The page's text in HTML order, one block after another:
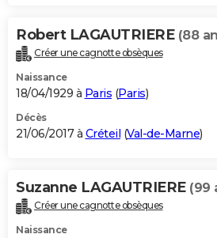
Robert LAGAUTRIERE (88
Créer une cagnotte obsèques
Naissance
18/04/1929 à Paris (Paris)
Décès
21/06/2017 à Créteil (Val-de-Marne)
Suzanne LAGAUTRIERE (99
Créer une cagnotte obsèques
Naissance